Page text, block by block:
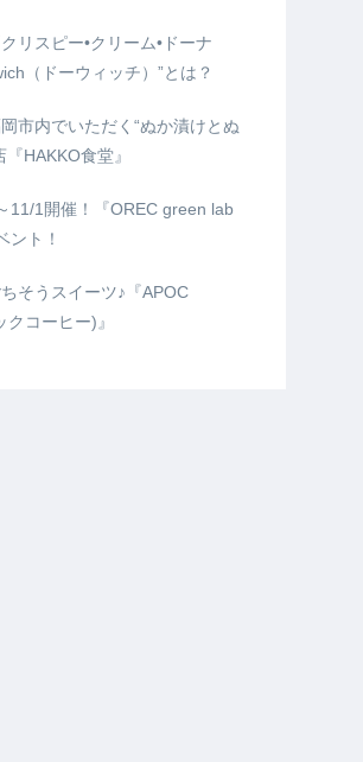
リスピー•クリーム•ドーナ
（ドーウィッチ）”とは？
岡市内でいただく“ぬか漬けとぬ
HAKKO食堂』
11/1開催！『OREC green lab
ント！
ちそうスイーツ♪『APOC
コーヒー)』